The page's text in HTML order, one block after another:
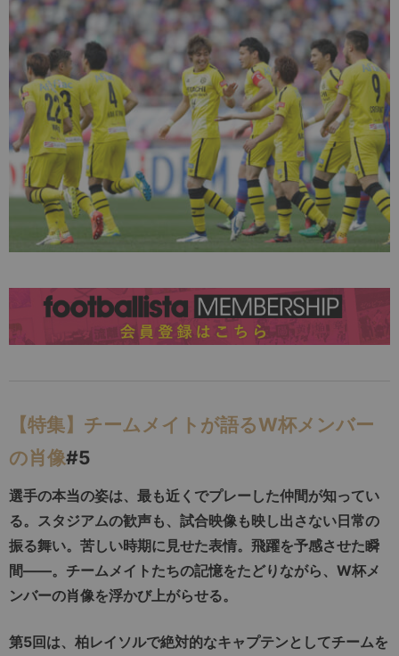
【特集】チームメイトが語るW杯メンバー
の肖像#5
選手の本当の姿は、最も近くでプレーした仲間が知ってい
る。スタジアムの歓声も、試合映像も映し出さない日常の
振る舞い。苦しい時期に見せた表情。飛躍を予感させた瞬
間――。チームメイトたちの記憶をたどりながら、W杯メ
ンバーの肖像を浮かび上がらせる。
第5回は、柏レイソルで絶対的なキャプテンとしてチームを